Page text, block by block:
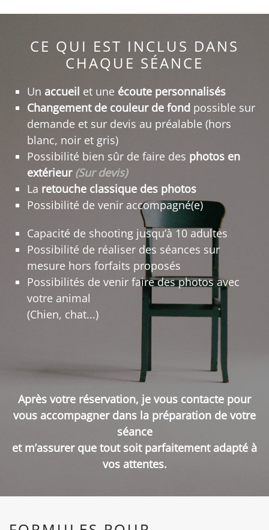
CE QUI EST INCLUS DANS
CHAQUE SÉANCE
Un accueil et une écoute personnalisés
Changement de couleur de fond possible sur
demande et sur devis au préalable (hors
blanc, noir et gris)
Possibilité bien sûr de faire des photos en
extérieur (Sur devis)
La retouche classique des photos
Possibilité de venir accompagné(e)
Capacité de shooting jusqu’à 10 adultes
Possibilité de réaliser des séances sur
mesure hors forfaits proposés
Possibilités de venir faire des photos avec
votre animal
(Chien, chat...)
Après votre réservation, je vous contacte pour
vous accompagner dans la préparation de votre
séance
et m’assurer que tout soit parfaitement adapté à
vos attentes.